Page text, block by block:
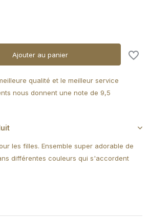
Ajouter au panier
qualité et le meilleur service
nous donnent une note de 9,5
les filles. Ensemble super adorable de
différentes couleurs qui s'accordent